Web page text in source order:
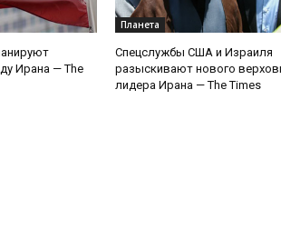
Ирана — The
Планета
Спецслужбы США и Израиля
разыскивают нового
лидера Ирана — The Times